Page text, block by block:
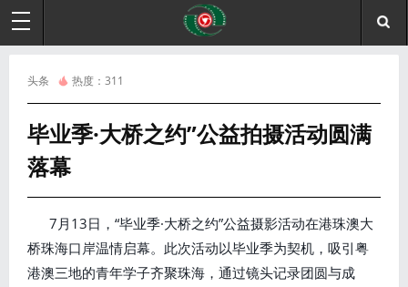
头条 热度： 311
毕业季·大桥之约”公益拍摄活动圆满
落幕
7月13日，“毕业季·大桥之约”公益摄影活动在港珠澳大
桥珠海口岸温情启幕。此次活动以毕业季为契机，吸引粤
港澳三地的青年学子齐聚珠海，通过镜头记录团圆与成